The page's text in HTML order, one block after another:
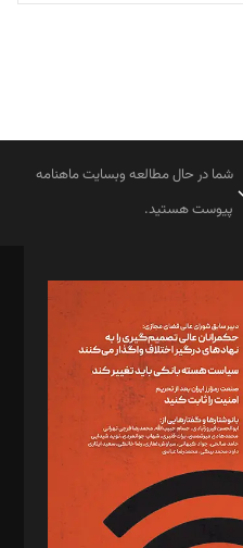
شما در حال مطالعه وبسایت ماهنامه
پیوست هستید.
یسنا امان‌پور، سروش کرمیان،